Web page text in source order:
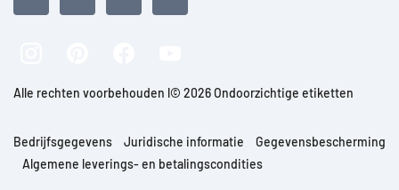
Alle rechten voorbehouden l© 2026 Ondoorzichtige etiketten
Bedrijfsgegevens Juridische informatie
Gegevensbescherming
Algemene leverings- en betalingscondities